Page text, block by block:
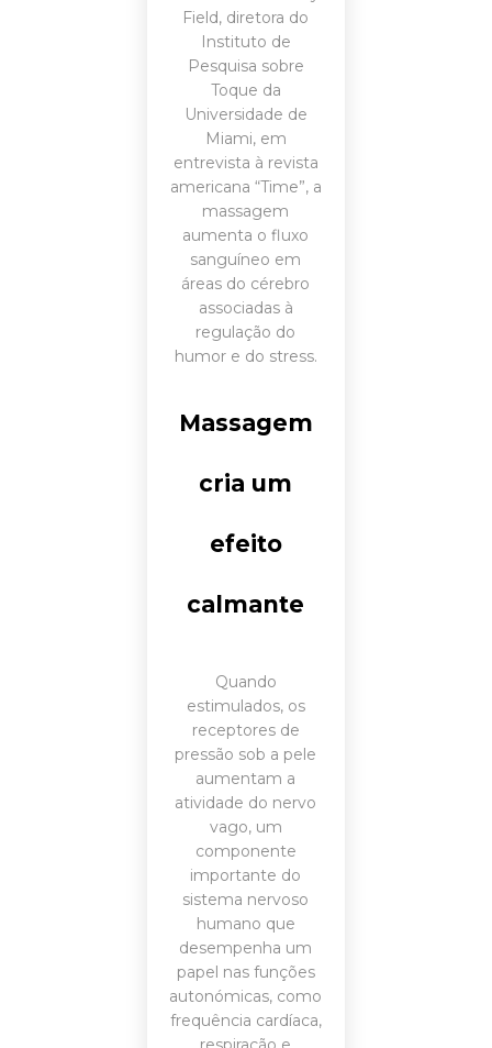
Field, diretora do
Instituto de
Pesquisa sobre
Toque da
Universidade de
Miami, em
entrevista à revista
americana “Time”, a
massagem
aumenta o fluxo
sanguíneo em
áreas do cérebro
associadas à
regulação do
humor e do stress.
Massagem
cria um
efeito
calmante
Quando
estimulados, os
receptores de
pressão sob a pele
aumentam a
atividade do nervo
vago, um
componente
importante do
sistema nervoso
humano que
desempenha um
papel nas funções
autonómicas, como
frequência cardíaca,